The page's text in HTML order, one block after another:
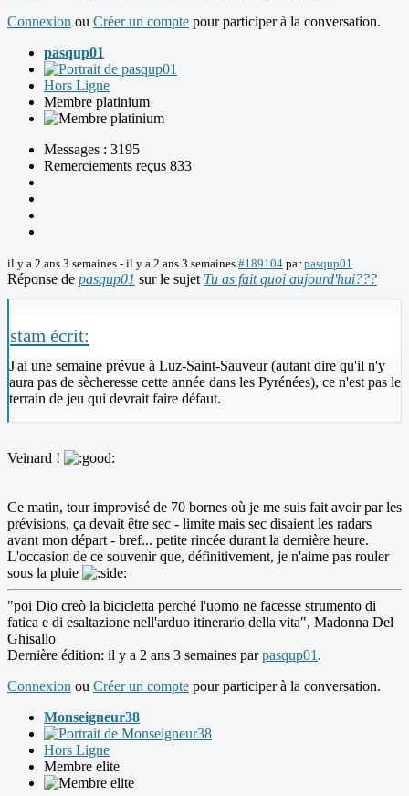
Connexion ou Créer un compte pour participer à la conversation.
pasqup01
Hors Ligne
Membre platinium
Messages : 3195
Remerciements reçus 833
il y a 2 ans 3 semaines - il y a 2 ans 3 semaines #189104 parpasqup01
Réponse de pasqup01 sur le sujet Tu as fait quoi aujourd'hui???
stam écrit:
J'ai une semaine prévue à Luz-Saint-Sauveur (autant dire qu'il n'y
aura pas de sècheresse cette année dans les Pyrénées), ce n'est pas le
terrain de jeu qui devrait faire défaut.
Veinard !
Ce matin, tour improvisé de 70 bornes où je me suis fait avoir par les
prévisions, ça devait être sec - limite mais sec disaient les radars
avant mon départ - bref... petite rincée durant la dernière heure.
L'occasion de ce souvenir que, définitivement, je n'aime pas rouler
sous la pluie
"poi Dio creò la bicicletta perché l'uomo ne facesse strumento di
fatica e di esaltazione nell'arduo itinerario della vita", Madonna Del
Ghisallo
Dernière édition: il y a 2 ans 3 semaines parpasqup01 .
Connexion ou Créer un compte pour participer à la conversation.
Monseigneur38
Hors Ligne
Membre elite